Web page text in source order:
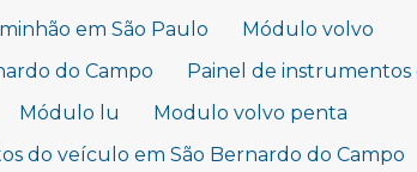
em São Paulo
Módulo volvo
do Campo
Painel de instrumentos
Módulo lu
Modulo volvo penta
do veículo em São Bernardo do Campo